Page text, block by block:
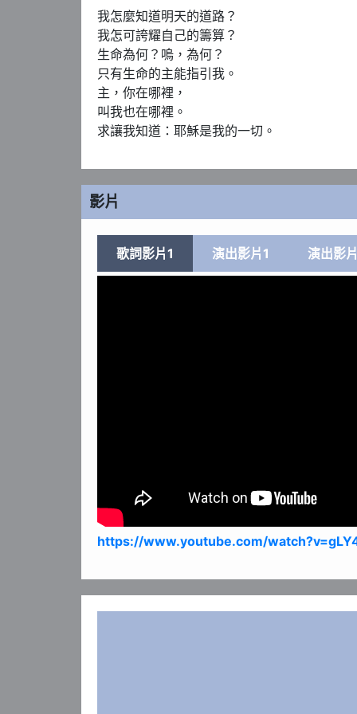
我怎麼知道明天的道路？
我怎可誇耀自己的籌算？
生命為何？嗚，為何？
只有生命的主能指引我。
主，你在哪裡，
叫我也在哪裡。
求讓我知道：耶穌是我的一切。
影片
歌詞影片1 演出影片1 演出影
https://www.youtube.com/